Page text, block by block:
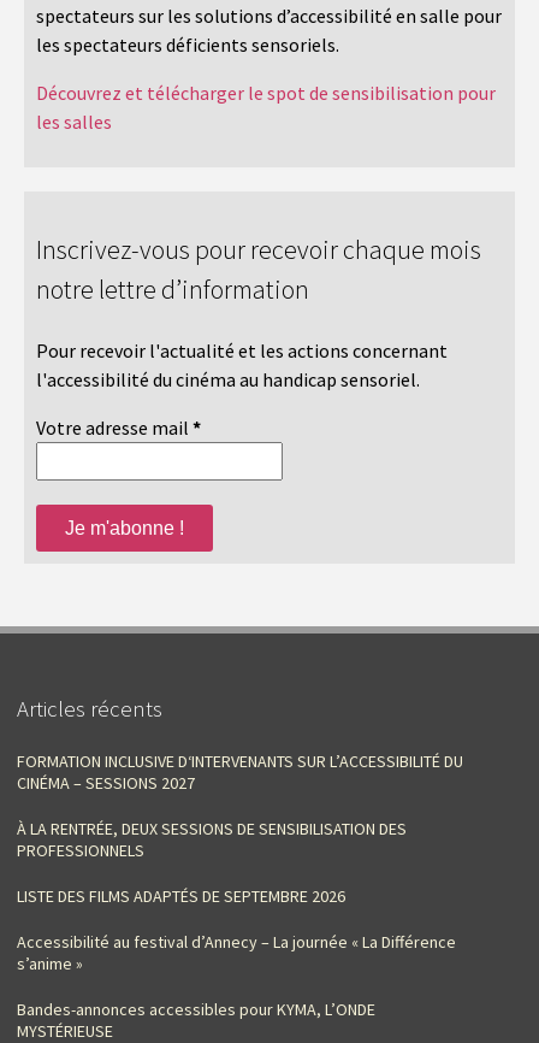
spectateurs sur les solutions d’accessibilité en salle pour
les spectateurs déficients sensoriels.
Découvrez et télécharger le spot de sensibilisation pour
les salles
Inscrivez-vous pour recevoir chaque mois
notre lettre d’information
Pour recevoir l'actualité et les actions concernant
l'accessibilité du cinéma au handicap sensoriel.
Votre adresse mail *
Articles récents
FORMATION INCLUSIVE D‘INTERVENANTS SUR L’ACCESSIBILITÉ DU
CINÉMA – SESSIONS 2027
À LA RENTRÉE, DEUX SESSIONS DE SENSIBILISATION DES
PROFESSIONNELS
LISTE DES FILMS ADAPTÉS DE SEPTEMBRE 2026
Accessibilité au festival d’Annecy – La journée « La Différence
s’anime »
Bandes-annonces accessibles pour KYMA, L’ONDE
MYSTÉRIEUSE